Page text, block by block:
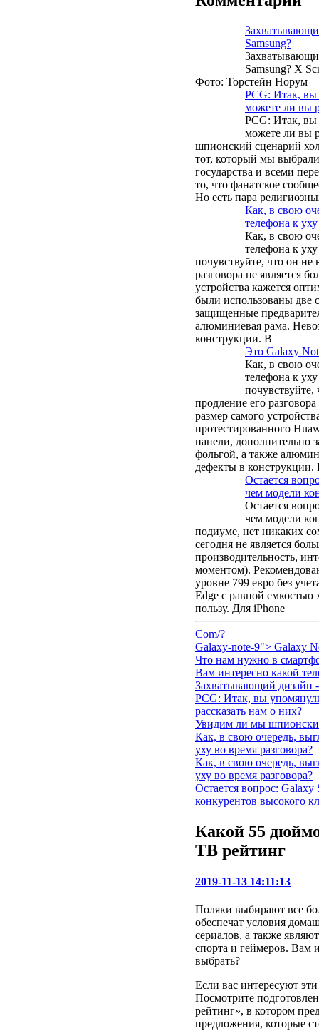
Samsung?
Samsung? X
Фото: Торстейн Норум
PCG: Итак, вы
можете ли вы
PCG: Итак, вы
можете ли вы
шпионский сценарий
тот, который мы
государства и всеми
то, что фанатское
Но есть пара
Как, в свою
телефона к
Как, в свою
телефона к
почувствуйте, что он не
разговора не является
устройства кажется
были использованы две
защищенные
алюминиевая рама.
конструкции. В
Это Galaxy
Как, в свою
телефона к
продление его
размер самого
протестированного
панели, дополнительно
фольгой, а также
дефекты в конструкции.
Остается
чем модели
Остается
чем модели
подиуме, нет никаких
сегодня не является
производительность,
моментом).
уровне 799 евро без
Edge с равной емкостью
пользу. Для iPhone
Com/?
Galaxy-note-9"> Galaxy
Что нам нужно в
Вам интересно какой
Захватывающий дизайн
PCG: Итак, вы
рассказать нам о них?
Увидим ли мы
Как, в свою очередь,
уху во время разговора?
Как, в свою очередь,
уху во время разговора?
Остается вопрос:
конкурентов высокого
Какой 55
ТВ рейтинг
2019-11-13 14:11:13
Поляки выбирают все
обеспечат условия
сериалов, а также
спорта и геймеров. Вам
выбрать?
Если вас интересуют
Посмотрите
рейтинг», в котором
предложения, которые